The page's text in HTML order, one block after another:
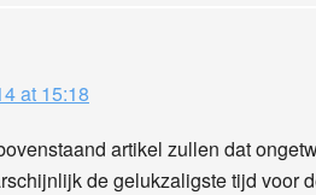
at 15:18
artikel zullen dat
de gelukzaligste tijd voor